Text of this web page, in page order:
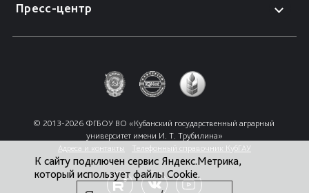
Пресс-центр
© 2013-2026 ФГБОУ ВО «Кубанский государственный аграрный
университет имени И. Т. Трубилина»
Адреса и контакты
Телефонный справочник КубГАУ
К сайту подключен сервис Яндекс.Метрика,
который использует файлы Cookie.